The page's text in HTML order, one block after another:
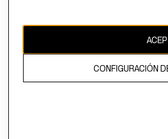
El contenido de esta página web está
propiedad de H&M Hennes & Mauritz AB.
CONFIGURACIÓN